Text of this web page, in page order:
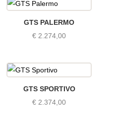
GTS PALERMO
€ 2.274,00
GTS SPORTIVO
€ 2.374,00